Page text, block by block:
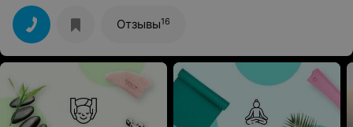
вышло отлично) спасибо Надежде
Отзывы16